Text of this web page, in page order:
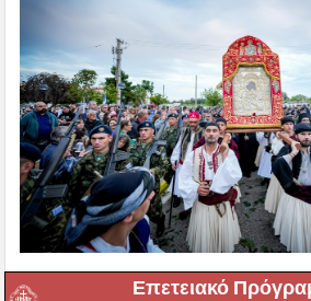
Επετειακό